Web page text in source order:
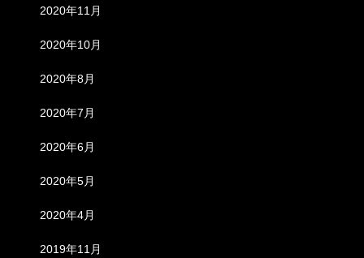
2020年11月
2020年10月
2020年8月
2020年7月
2020年6月
2020年5月
2020年4月
2019年11月